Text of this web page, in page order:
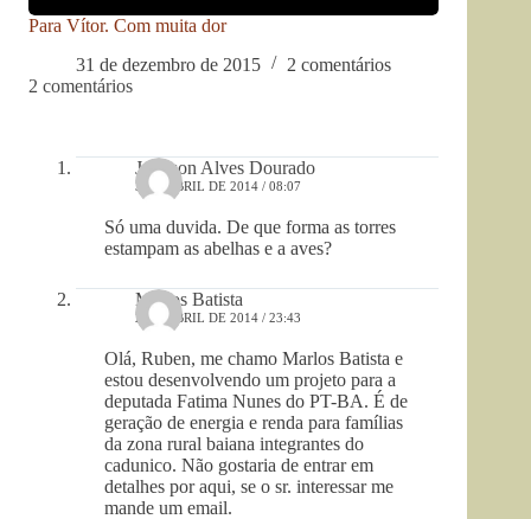
Para Vítor. Com muita dor
31 de dezembro de 2015
2 comentários
2 comentários
Jeferson Alves Dourado
3 DE ABRIL DE 2014 / 08:07
Só uma duvida. De que forma as torres
estampam as abelhas e a aves?
Marlos Batista
2 DE ABRIL DE 2014 / 23:43
Olá, Ruben, me chamo Marlos Batista e
estou desenvolvendo um projeto para a
deputada Fatima Nunes do PT-BA. É de
geração de energia e renda para famílias
da zona rural baiana integrantes do
cadunico. Não gostaria de entrar em
detalhes por aqui, se o sr. interessar me
mande um email.